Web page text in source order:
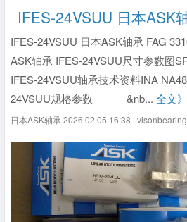
IFES-24VSUU 日本ASK
IFES-24VSUU 日本ASK轴承 FAG
ASK轴承 IFES-24VSUU尺寸参数图
IFES-24VSUU轴承技术资料INA
24VSUU规格参数 &nb...全文》
日本ASK轴承 2026.02.05 16:38 | visonbearing